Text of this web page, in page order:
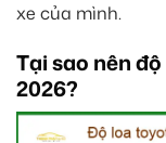
xe của mình.
Tại sao nên
2026?